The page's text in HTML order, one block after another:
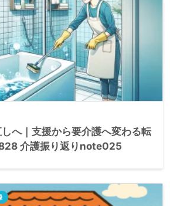
へ｜支援から要介護へ変わる転
介護振り返りnote025